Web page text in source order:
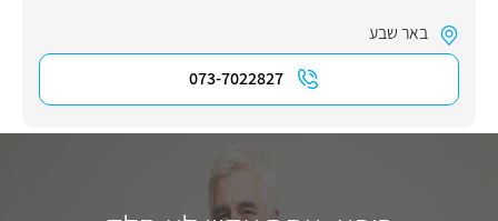
באר שבע
073-7022827